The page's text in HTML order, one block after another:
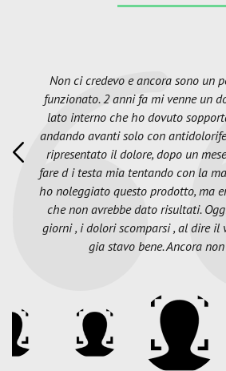
Non ci credevo e ancora sono un
funzionato. 2 anni fa mi venne un
lato interno che ho dovuto
andando avanti solo con
ripresentato il dolore, dopo un
fare d i testa mia tentando con la
ho noleggiato questo prodotto, ma
che non avrebbe dato risultati.
giorni , i dolori scomparsi , al dire il
gia stavo bene. Ancora